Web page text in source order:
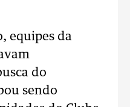
equipes da
do
sendo